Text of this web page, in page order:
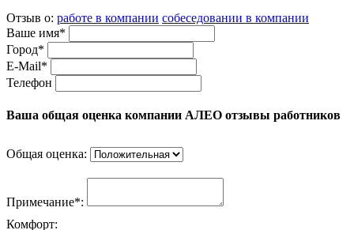
Отзыв о: работе в компании собеседовании в компании
Ваше имя*
Город*
E-Mail*
Телефон
Ваша общая оценка компании АЛЕО отзывы работников
Общая оценка:
Примечание*:
Комфорт: